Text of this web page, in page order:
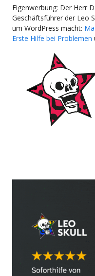
Eigenwerbung: Der Herr
Geschäftsführer der Leo
um WordPress macht:
Erste Hilfe bei Problemen